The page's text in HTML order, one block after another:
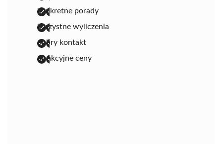
konkretne porady
korzystne wyliczenia
dobry kontakt
atrakcyjne ceny